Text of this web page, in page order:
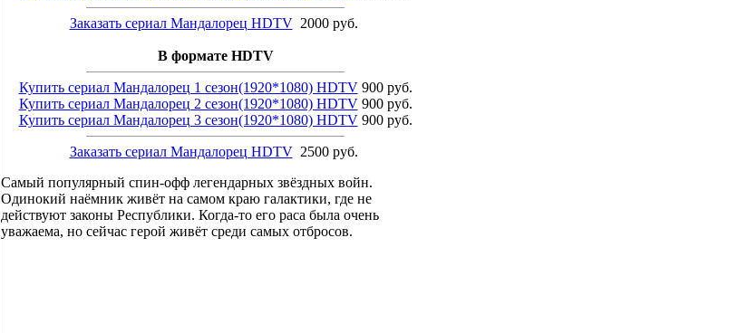
Заказать сериал Мандалорец HDTV 2000 руб.
В формате HDTV
Купить сериал Мандалорец 1 сезон(1920*1080) HDTV900 руб.
Купить сериал Мандалорец 2 сезон(1920*1080) HDTV900 руб.
Купить сериал Мандалорец 3 сезон(1920*1080) HDTV900 руб.
Заказать сериал Мандалорец HDTV 2500 руб.
Самый популярный спин-офф легендарных звёздных войн.
Одинокий наёмник живёт на самом краю галактики, где не
действуют законы Республики. Когда-то его раса была очень
уважаема, но сейчас герой живёт среди самых отбросов.